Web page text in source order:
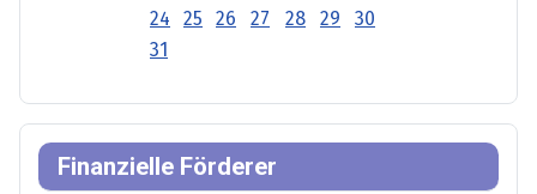
24
25 26 27 28 29
30
31
Finanzielle Förderer